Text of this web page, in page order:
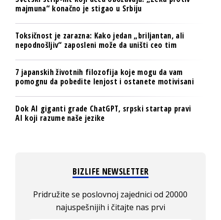
majmuna“ konačno je stigao u Srbiju
Toksičnost je zarazna: Kako jedan „briljantan, ali
nepodnošljiv“ zaposleni može da uništi ceo tim
7 japanskih životnih filozofija koje mogu da vam
pomognu da pobedite lenjost i ostanete motivisani
Dok AI giganti grade ChatGPT, srpski startap pravi
AI koji razume naše jezike
BIZLIFE NEWSLETTER
Pridružite se poslovnoj zajednici od 20000
najuspešnijih i čitajte nas prvi